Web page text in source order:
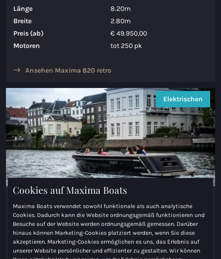
Länge
8.20m
Breite
2.80m
Preis (ab)
€ 49.950,00
Motoren
tot 250 pk
Ansehen Maxima 820 retro
Maxima 820 retro Elektrisch
Länge
8.20m
Breite
2.80m
Preis (ab)
€ 49.950,00
Motoren
tot 250 pk
Elektrischen
Cookies auf Maxima Boats
Maxima Boats verwendet sowohl funktionale als auch analytische
Cookies. Dadurch kann die Website ordnungsgemäß funktionieren und
Besuche auf der Website werden ordnungsgemäß gemessen. Darüber
hinaus können Marketing-Cookies platziert werden, wenn Sie diese
akzeptieren. Marketing-Cookies ermöglichen es uns, das Erlebnis auf
unserer Website persönlicher und effizienter zu gestalten. Wir können